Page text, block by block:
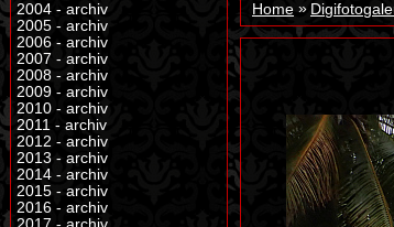
Home
2004 - archiv
2005 - archiv
2006 - archiv
2007 - archiv
2008 - archiv
2009 - archiv
2010 - archiv
2011 - archiv
2012 - archiv
2013 - archiv
2014 - archiv
2015 - archiv
2016 - archiv